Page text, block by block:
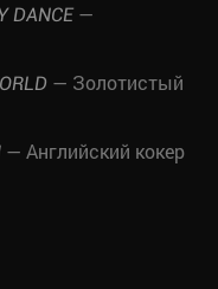
DANCE —
— Золотистый
— Английский кокер